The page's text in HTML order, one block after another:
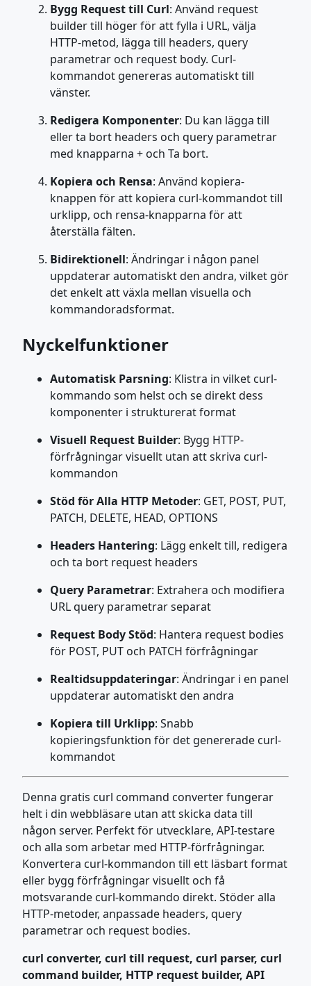
Bygg Request till Curl: Använd request
builder till höger för att fylla i URL, välja
HTTP-metod, lägga till headers, query
parametrar och request body. Curl-
kommandot genereras automatiskt till
vänster.
Redigera Komponenter: Du kan lägga till
eller ta bort headers och query parametrar
med knapparna + och Ta bort.
Kopiera och Rensa: Använd kopiera-
knappen för att kopiera curl-kommandot till
urklipp, och rensa-knapparna för att
återställa fälten.
Bidirektionell: Ändringar i någon panel
uppdaterar automatiskt den andra, vilket gör
det enkelt att växla mellan visuella och
kommandoradsformat.
Nyckelfunktioner
Automatisk Parsning: Klistra in vilket curl-
kommando som helst och se direkt dess
komponenter i strukturerat format
Visuell Request Builder: Bygg HTTP-
förfrågningar visuellt utan att skriva curl-
kommandon
Stöd för Alla HTTP Metoder: GET, POST, PUT,
PATCH, DELETE, HEAD, OPTIONS
Headers Hantering: Lägg enkelt till, redigera
och ta bort request headers
Query Parametrar: Extrahera och modifiera
URL query parametrar separat
Request Body Stöd: Hantera request bodies
för POST, PUT och PATCH förfrågningar
Realtidsuppdateringar: Ändringar i en panel
uppdaterar automatiskt den andra
Kopiera till Urklipp: Snabb
kopieringsfunktion för det genererade curl-
kommandot
Denna gratis curl command converter fungerar
helt i din webbläsare utan att skicka data till
någon server. Perfekt för utvecklare, API-testare
och alla som arbetar med HTTP-förfrågningar.
Konvertera curl-kommandon till ett läsbart format
eller bygg förfrågningar visuellt och få
motsvarande curl-kommando direkt. Stöder alla
HTTP-metoder, anpassade headers, query
parametrar och request bodies.
curl converter, curl till request, curl parser, curl
command builder, HTTP request builder, API